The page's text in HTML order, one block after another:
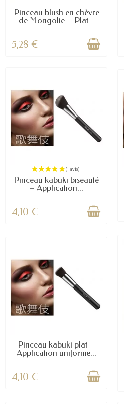
Pinceau blush en chèvre
de Mongolie – Plat...
5,28 €
Pinceau kabuki biseauté
– Application...
4,10 €
Pinceau kabuki plat –
Application uniforme...
4,10 €